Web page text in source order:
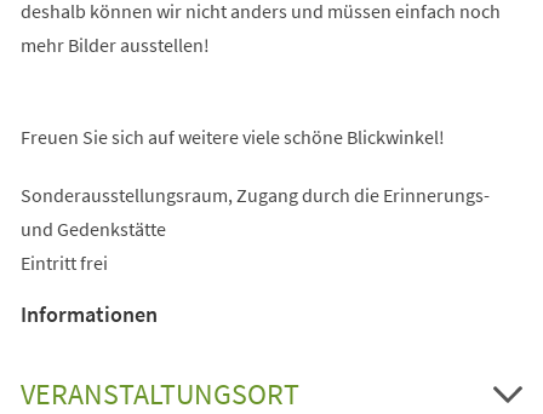
deshalb können wir nicht anders und müssen einfach noch
mehr Bilder ausstellen!
Freuen Sie sich auf weitere viele schöne Blickwinkel!
Sonderausstellungsraum, Zugang durch die Erinnerungs-
und Gedenkstätte
Eintritt frei
Informationen
VERANSTALTUNGSORT